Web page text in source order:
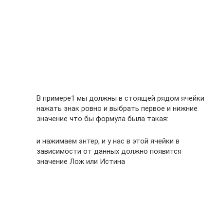
В примере1 мы должны в стоящей рядом ячейки
нажать знак ровно и выбрать первое и нижние
значение что бы формула была такая:
и нажимаем энтер, и у нас в этой ячейки в
зависимости от данных должно появится
значение Лож или Истина